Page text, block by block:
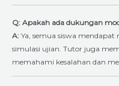
Q: Apakah ada dukungan
A: Ya, semua siswa
simulasi ujian. Tutor juga
memahami kesalahan dan